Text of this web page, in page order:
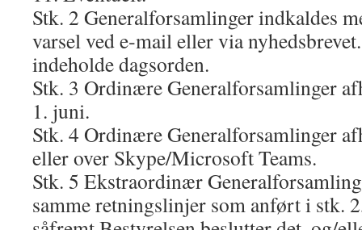
Stk. 2 Generalforsamlinger indkaldes
varsel ved e‐mail eller via
indeholde dagsorden.
Stk. 3 Ordinære Generalforsamlinger
1. juni.
Stk. 4 Ordinære Generalforsamlinger
eller over Skype/Microsoft Teams.
Stk. 5 Ekstraordinær
samme retningslinjer som anført i stk.